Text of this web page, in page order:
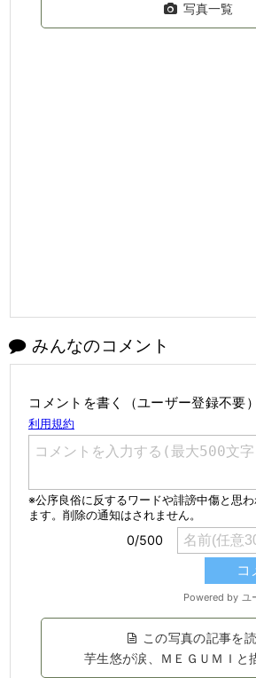
写真一覧
みんなのコメント
コメントを書く（ユーザー登録不要）
この写真の記事を
芋生悠が涙、ＭＥＧＵＭＩと